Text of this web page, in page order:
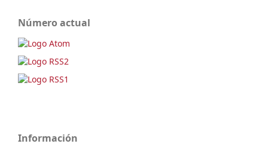
Número actual
Información